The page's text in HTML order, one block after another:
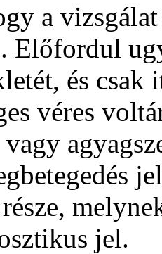
a
Előfordul
és csak
véres
jel.